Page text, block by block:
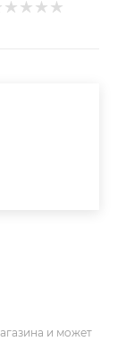
и может